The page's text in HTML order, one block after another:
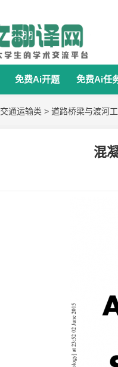
免费Ai开题 免费Ai任
交通运输类 > 道路桥梁与渡河
混